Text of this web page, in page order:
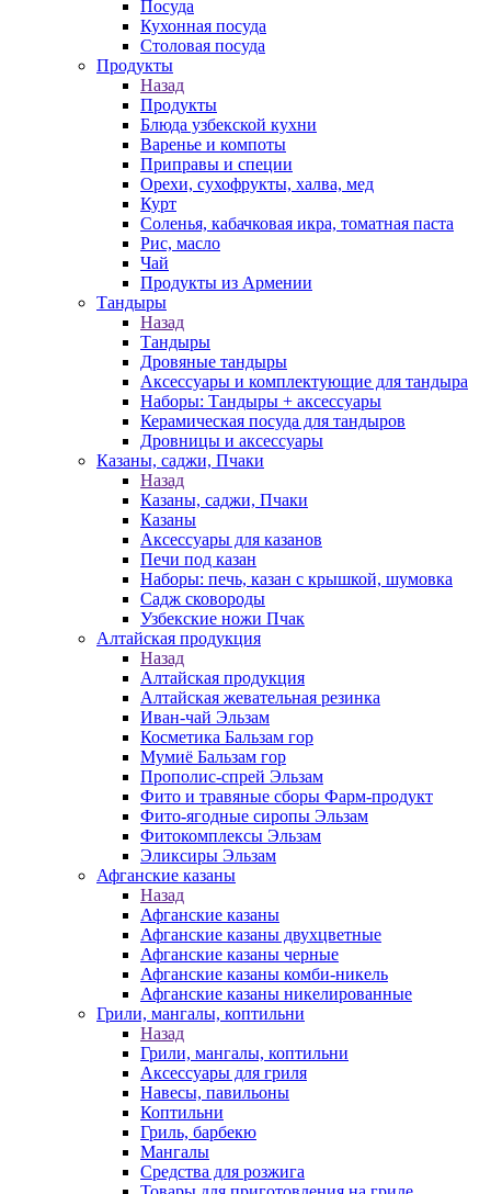
Посуда
Кухонная посуда
Столовая посуда
Продукты
Назад
Продукты
Блюда узбекской кухни
Варенье и компоты
Приправы и специи
Орехи, сухофрукты, халва, мед
Курт
Соленья, кабачковая икра, томатная паста
Рис, масло
Чай
Продукты из Армении
Тандыры
Назад
Тандыры
Дровяные тандыры
Аксессуары и комплектующие для тандыра
Наборы: Тандыры + аксессуары
Керамическая посуда для тандыров
Дровницы и аксессуары
Казаны, саджи, Пчаки
Назад
Казаны, саджи, Пчаки
Казаны
Аксессуары для казанов
Печи под казан
Наборы: печь, казан с крышкой, шумовка
Садж сковороды
Узбекские ножи Пчак
Алтайская продукция
Назад
Алтайская продукция
Алтайская жевательная резинка
Иван-чай Эльзам
Косметика Бальзам гор
Мумиё Бальзам гор
Прополис-спрей Эльзам
Фито и травяные сборы Фарм-продукт
Фито-ягодные сиропы Эльзам
Фитокомплексы Эльзам
Эликсиры Эльзам
Афганские казаны
Назад
Афганские казаны
Афганские казаны двухцветные
Афганские казаны черные
Афганские казаны комби-никель
Афганские казаны никелированные
Грили, мангалы, коптильни
Назад
Грили, мангалы, коптильни
Аксессуары для гриля
Навесы, павильоны
Коптильни
Гриль, барбекю
Мангалы
Средства для розжига